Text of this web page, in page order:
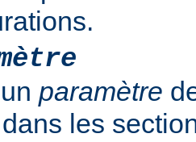
paramètre
les